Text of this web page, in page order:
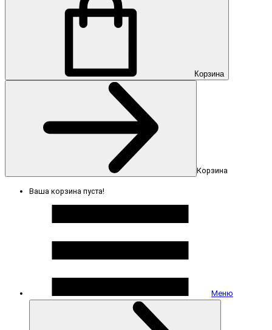
Корзина
Корзина
Ваша корзина пуста!
Меню